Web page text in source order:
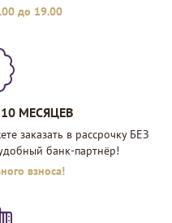
до 19.00
МЕСЯЦЕВ
заказать в рассрочку БЕЗ
банк-партнёр!
взноса!